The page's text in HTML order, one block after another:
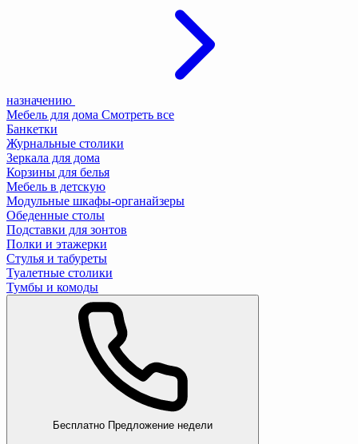
назначению
Мебель для дома Смотреть все
Банкетки
Журнальные столики
Зеркала для дома
Корзины для белья
Мебель в детскую
Модульные шкафы-органайзеры
Обеденные столы
Подставки для зонтов
Полки и этажерки
Стулья и табуреты
Туалетные столики
Тумбы и комоды
Бесплатно Предложение недели